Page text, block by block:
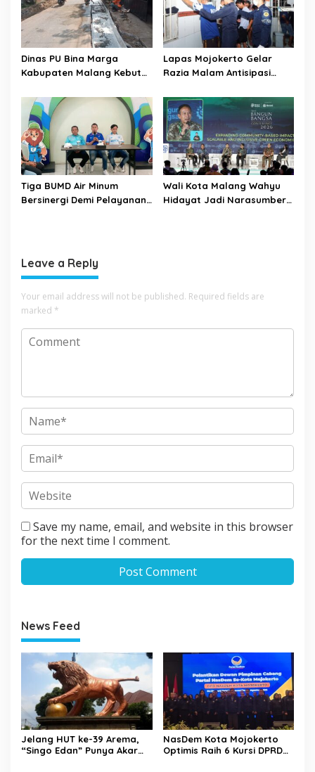
Dinas PU Bina Marga
Kabupaten Malang Kebut
Wijaya Kepanjen
Lapas Mojokerto Gelar
Razia Malam Antisipasi
Tiga BUMD Air Minum
Bersinergi Demi Pelayanan
Wali Kota Malang Wahyu
Hidayat Jadi Narasumber
Leave a Reply
Your email address will not be published. Required fields are
marked *
Save my name, email, and website in this browser
for the next time I comment.
News Feed
Jelang HUT ke-39 Arema,
“Singo Edan” Punya Akar
NasDem Kota Mojokerto
Optimis Raih 6 Kursi DPRD